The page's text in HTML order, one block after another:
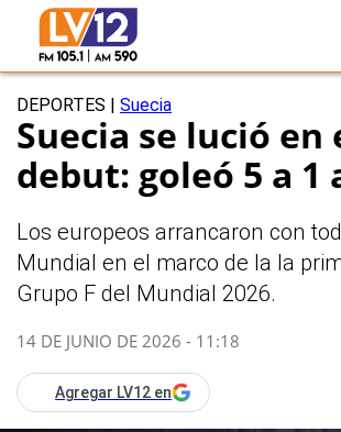
DEPORTES Suecia
Suecia se lució en
debut: goleó 5 a 1
Los europeos arrancaron con
Mundial en el marco de la la
Grupo F del Mundial 2026.
14 DE JUNIO DE 2026 - 11:18
Agregar LV12 en